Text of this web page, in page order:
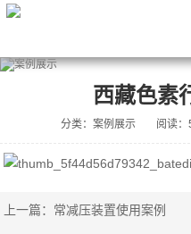
西藏色素
分类：案例展示 阅读
上一篇： 常减压装置使用案例